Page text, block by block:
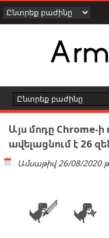
Այս մոդը Chrome-
ավելացնում է 26
Ամսաթիվ 26/08/2020